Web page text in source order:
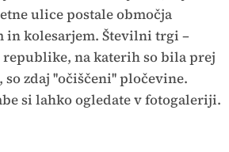
ulice postale območja
in kolesarjem. Številni trgi –
na katerih so bila prej
zdaj ''očiščeni'' pločevine.
si lahko ogledate v fotogaleriji.